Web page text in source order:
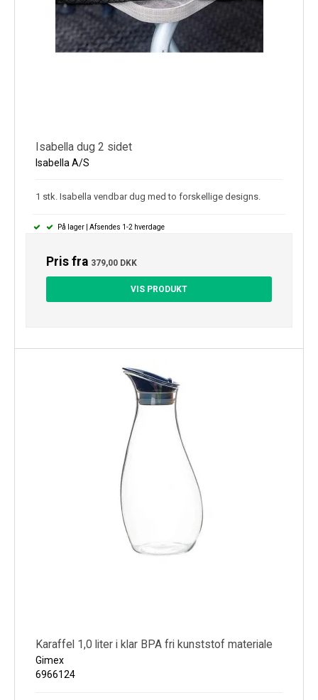
Isabella dug 2 sidet
Isabella A/S
1 stk. Isabella vendbar dug med to forskellige designs.
På lager | Afsendes 1-2 hverdage
Pris fra 379,00 DKK
VIS PRODUKT
Karaffel 1,0 liter i klar BPA fri kunststof materiale
Gimex
6966124